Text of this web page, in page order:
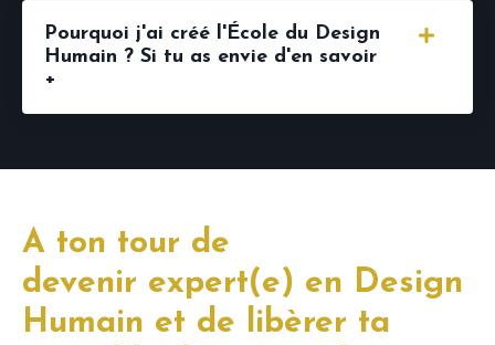
Pourquoi j'ai créé l'École du Design
Humain ? Si tu as envie d'en savoir
+
À ton tour de
devenir expert(e) en Design
Humain et de libèrer ta